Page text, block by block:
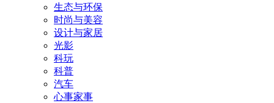
生态与环保
时尚与美容
设计与家居
光影
科玩
科普
汽车
心事家事